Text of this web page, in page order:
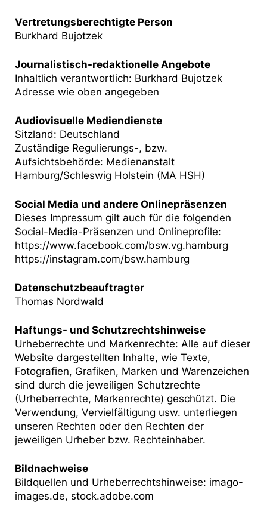
Vertretungsberechtigte Person
Burkhard Bujotzek
Journalistisch-redaktionelle Angebote
Inhaltlich verantwortlich: Burkhard Bujotzek
Adresse wie oben angegeben
Audiovisuelle Mediendienste
Sitzland: Deutschland
Zuständige Regulierungs-, bzw.
Aufsichtsbehörde: Medienanstalt
Hamburg/Schleswig Holstein (MA HSH)
Social Media und andere Onlinepräsenzen
Dieses Impressum gilt auch für die folgenden
Social-Media-Präsenzen und Onlineprofile:
https://www.facebook.com/bsw.vg.hamburg
https://instagram.com/bsw.hamburg
Datenschutzbeauftragter
Thomas Nordwald
Haftungs- und Schutzrechtshinweise
Urheberrechte und Markenrechte: Alle auf dieser
Website dargestellten Inhalte, wie Texte,
Fotografien, Grafiken, Marken und Warenzeichen
sind durch die jeweiligen Schutzrechte
(Urheberrechte, Markenrechte) geschützt. Die
Verwendung, Vervielfältigung usw. unterliegen
unseren Rechten oder den Rechten der
jeweiligen Urheber bzw. Rechteinhaber.
Bildnachweise
Bildquellen und Urheberrechtshinweise: imago-
images.de, stock.adobe.com